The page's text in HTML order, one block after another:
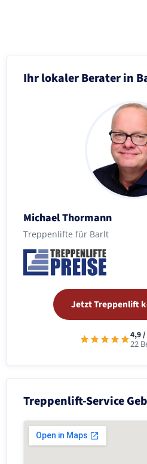
Ihr lokaler Berater in
Michael Thormann
Treppenlifte für Barlt
Jetzt Treppenlift
4,9
22
Treppenlift-Service